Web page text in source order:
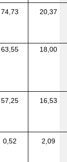
74,73 20,37
63,55 18,00
57,25 16,53
0,52 2,09